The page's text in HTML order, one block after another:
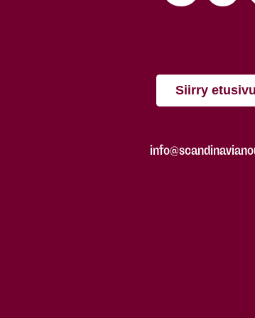
Siirry